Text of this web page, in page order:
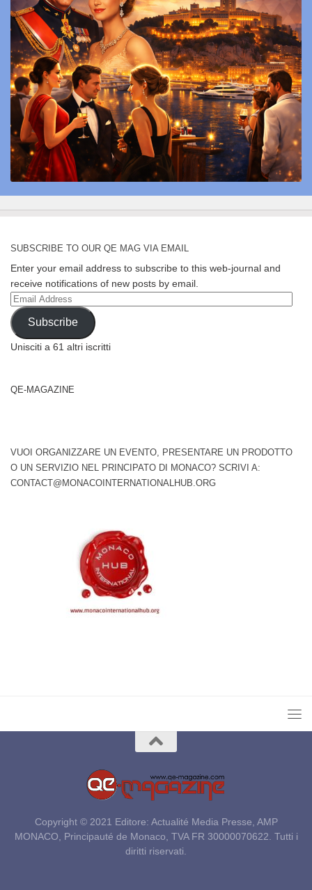
SUBSCRIBE TO OUR QE MAG VIA EMAIL
Enter your email address to subscribe to this web-journal and
receive notifications of new posts by email.
Email
Address
Subscribe
Unisciti a 61 altri iscritti
QE-MAGAZINE
VUOI ORGANIZZARE UN EVENTO, PRESENTARE UN PRODOTTO
O UN SERVIZIO NEL PRINCIPATO DI MONACO? SCRIVI A:
CONTACT@MONACOINTERNATIONALHUB.ORG
Copyright © 2021 Editore: Actualité Media Presse, AMP
MONACO, Principauté de Monaco, TVA FR 30000070622. Tutti i
diritti riservati.